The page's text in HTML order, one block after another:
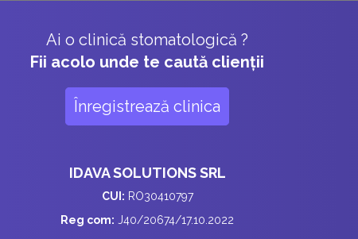
Ai o clinică stomatologică ?
Fii acolo unde te caută clienții
Înregistrează clinica
IDAVA SOLUTIONS SRL
CUI: RO30410797
Reg com: J40/20674/17.10.2022